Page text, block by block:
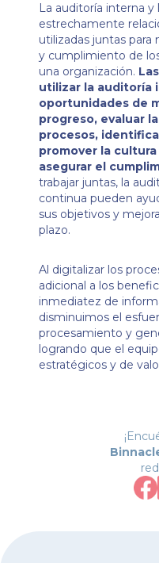
La auditoría interna
estrechamente
utilizadas juntas para
y cumplimiento de
una organización.
utilizar la auditoría
oportunidades de
progreso, evaluar
procesos,
promover la
asegurar el
trabajar juntas, la
continua pueden
sus objetivos y
plazo.
Al digitalizar los
adicional a los
inmediatez de
disminuimos el
procesamiento y
logrando que el
estratégicos y de